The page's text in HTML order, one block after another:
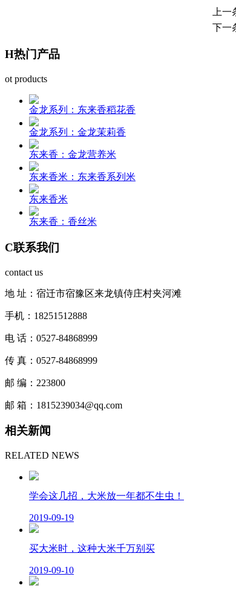
上一
下一
H热门产品
ot products
金龙系列：东来香稻花香
金龙系列：金龙茉莉香
东来香：金龙营养米
东来香米：东来香系列米
东来香米
东来香：香丝米
C联系我们
contact us
地 址：宿迁市宿豫区来龙镇侍庄村夹河滩
手机：18251512888
电 话：0527-84868999
传 真：0527-84868999
邮 编：223800
邮 箱：1815239034@qq.com
相关新闻
RELATED NEWS
学会这几招，大米放一年都不生虫！
2019-09-19
买大米时，这种大米千万别买
2019-09-10